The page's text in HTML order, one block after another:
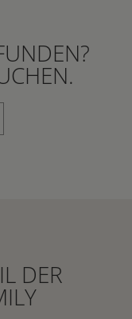
DER